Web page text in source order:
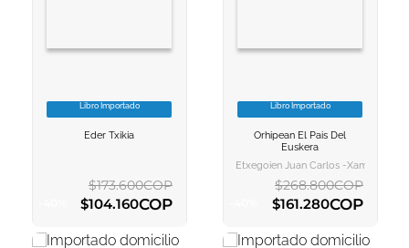
VER INFORMACION
Libro Importado
Eder Txikia
$173.600COP
$104.160COP
AGREGAR AL CARRITO
VER INFORMACION
AGREGAR AL
Libro Importado
Orhipean El Pais Del
Euskera
Etxegoien Juan Carlos -xamar-,
$268.800COP
$161.280COP
AGREGAR AL CARRITO